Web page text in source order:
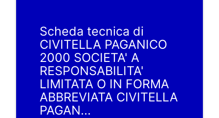
Scheda tecnica di
CIVITELLA PAGANICO
2000 SOCIETA' A
RESPONSABILITA'
LIMITATA O IN FORMA
ABBREVIATA CIVITELLA
PAGAN...